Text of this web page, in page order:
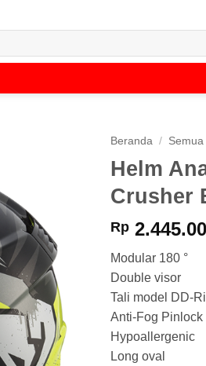
Beranda /
Helm
Crusher
Rp
Modular 180 °
Double visor
Tali model DD-
Anti-Fog Pinlock
Hypoallergenic
Long oval